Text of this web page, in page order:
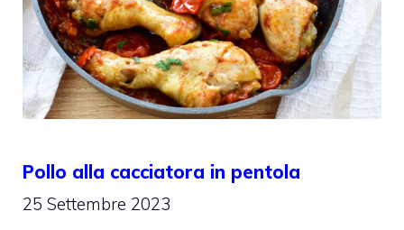
Pollo alla cacciatora in pentola
25 Settembre 2023